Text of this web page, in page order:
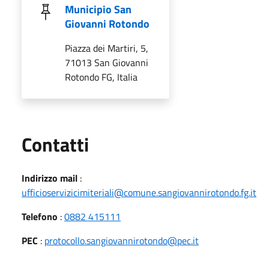
Municipio San
Giovanni Rotondo
Piazza dei Martiri, 5,
71013 San Giovanni
Rotondo FG, Italia
Contatti
Indirizzo mail :
ufficioservizicimiteriali@comune.sangiovannirotondo.fg.it
Telefono :0882 415111
PEC : protocollo.sangiovannirotondo@pec.it